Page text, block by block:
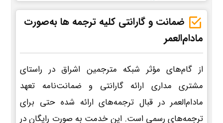
ضمانت و گارانتی کلیه ترجمه ها به‌صورت
مادام‌العمر
از گام‌های مؤثر شبکه مترجمین اشراق در راستای
مشتری مداری ارائه گارانتی و ضمانت‌نامه تعهد
مادام‌العمر در قبال ترجمه‌های ارائه شده حتی برای
ترجمه‌های رسمی است. این خدمت به صورت رایگان در